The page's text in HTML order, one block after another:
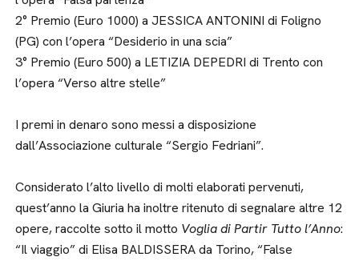
2° Premio (Euro 1000) a JESSICA ANTONINI di Foligno
(PG) con l’opera “Desiderio in una scia”
3° Premio (Euro 500) a LETIZIA DEPEDRI di Trento con
l’opera “Verso altre stelle”
I premi in denaro sono messi a disposizione
dall’Associazione culturale “Sergio Fedriani”.
Considerato l’alto livello di molti elaborati pervenuti,
quest’anno la Giuria ha inoltre ritenuto di segnalare altre 12
opere, raccolte sotto il motto Voglia di Partir Tutto l’Anno:
“Il viaggio” di Elisa BALDISSERA da Torino, “False